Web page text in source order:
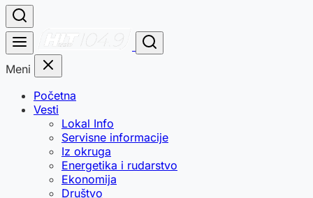
Meni
Početna
Vesti
Lokal Info
Servisne informacije
Iz okruga
Energetika i rudarstvo
Ekonomija
Društvo